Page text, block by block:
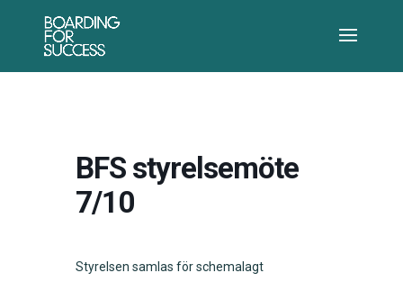
BFS styrelsemöte
7/10
Styrelsen samlas för schemalagt